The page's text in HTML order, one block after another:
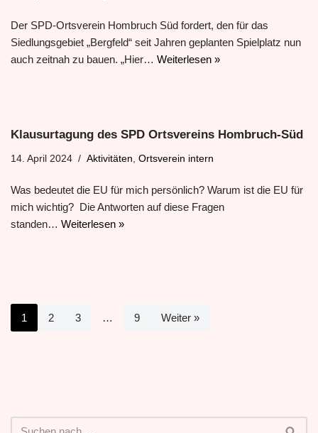
Der SPD-Ortsverein Hombruch Süd fordert, den für das
Siedlungsgebiet „Bergfeld“ seit Jahren geplanten Spielplatz nun
auch zeitnah zu bauen. „Hier… Weiterlesen »
Klausurtagung des SPD Ortsvereins Hombruch-Süd
14. April 2024 Aktivitäten, Ortsverein intern
Was bedeutet die EU für mich persönlich? Warum ist die EU für
mich wichtig? Die Antworten auf diese Fragen
standen… Weiterlesen »
1 2 3 … 9 Weiter »